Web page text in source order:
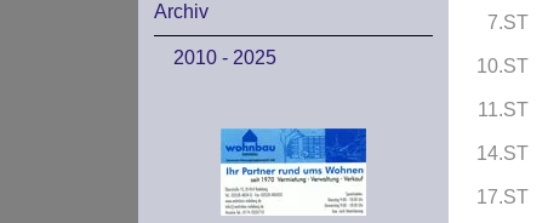
Archiv
2010 - 2025
7.ST
10.ST
11.ST
14.ST
17.ST